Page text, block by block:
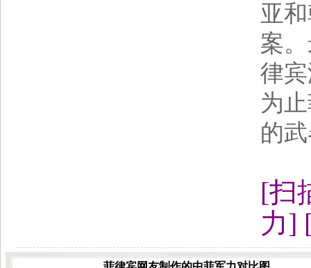
亚
案
律
为
的
[扫
力]